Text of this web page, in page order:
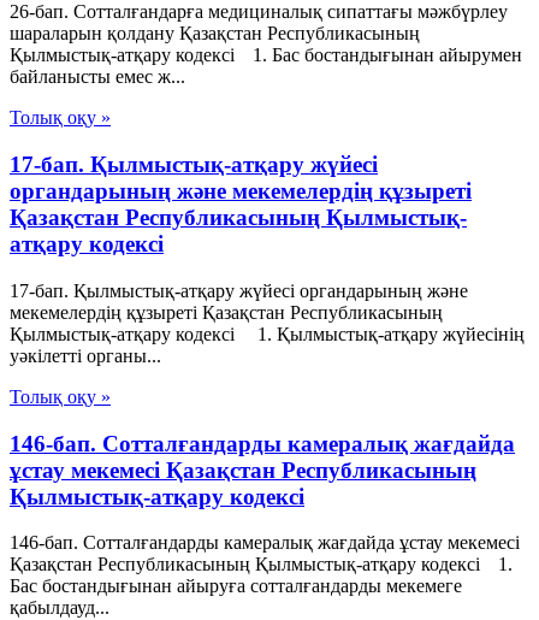
26-бап. Сотталғандарға медициналық сипаттағы мәжбүрлеу
шараларын қолдану Қазақстан Республикасының
Қылмыстық-атқару кодексі 1. Бас бостандығынан айырумен
байланысты емес ж...
Толық оқу »
17-бап. Қылмыстық-атқару жүйесі
органдарының және мекемелердің құзыреті
Қазақстан Республикасының Қылмыстық-
атқару кодексі
17-бап. Қылмыстық-атқару жүйесі органдарының және
мекемелердің құзыреті Қазақстан Республикасының
Қылмыстық-атқару кодексі 1. Қылмыстық-атқару жүйесінің
уәкілетті органы...
Толық оқу »
146-бап. Сотталғандарды камералық жағдайда
ұстау мекемесі Қазақстан Республикасының
Қылмыстық-атқару кодексі
146-бап. Сотталғандарды камералық жағдайда ұстау мекемесі
Қазақстан Республикасының Қылмыстық-атқару кодексі 1.
Бас бостандығынан айыруға сотталғандарды мекемеге
қабылдауд...